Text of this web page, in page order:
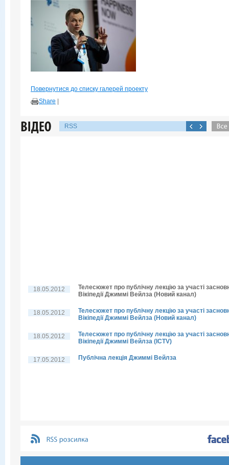
Повернутися до списку галерей проекту
Share
RSS
18.05.2012
Телесюжет про публічну лекцію за участі
Вікіпедії Джиммі Вейлза (Новий канал)
18.05.2012
Телесюжет про публічну лекцію за участі
Вікіпедії Джиммі Вейлза (Новий канал)
18.05.2012
Телесюжет про публічну лекцію за участі
Вікіпедії Джиммі Вейлза (ICTV)
17.05.2012 Публічна лекція Джиммі Вейлза